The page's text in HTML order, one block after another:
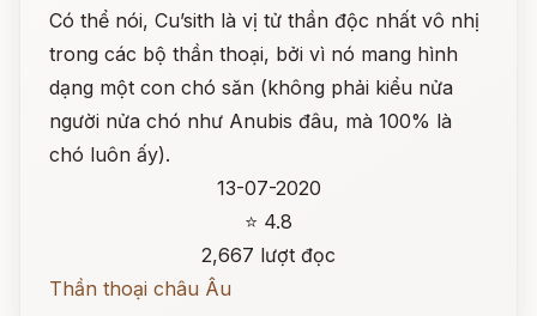
Có thể nói, Cu’sith là vị tử thần độc nhất vô nhị
trong các bộ thần thoại, bởi vì nó mang hình
dạng một con chó săn (không phải kiểu nửa
người nửa chó như Anubis đâu, mà 100% là
chó luôn ấy).
13-07-2020
⭐ 4.8
2,667 lượt đọc
Thần thoại châu Âu